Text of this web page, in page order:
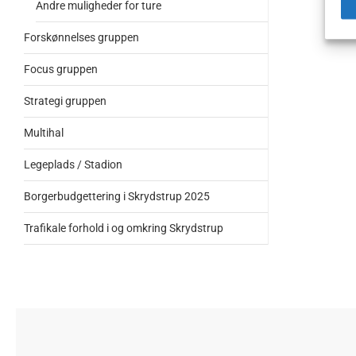
1,2
Andre muligheder for ture
Forskønnelses gruppen
Focus gruppen
Strategi gruppen
Multihal
Legeplads / Stadion
Borgerbudgettering i Skrydstrup 2025
Trafikale forhold i og omkring Skrydstrup